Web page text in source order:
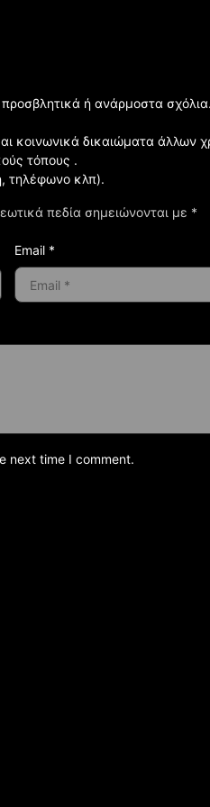
πεδία σημειώνονται με *
προσβλητικά ή ανάρμοστα σχόλια.
κοινωνικά δικαιώματα άλλων
τόπους .
τηλέφωνο κλπ).
Email *
next time I comment.